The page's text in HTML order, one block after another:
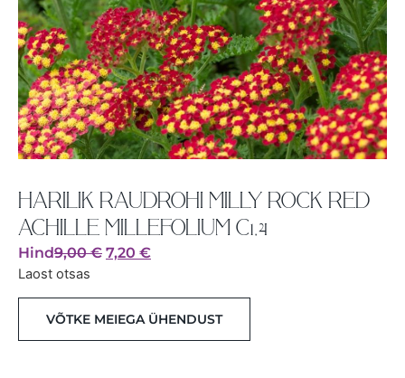
HARILIK RAUDROHI MILLY ROCK RED
ACHILLE MILLEFOLIUM C1,4
Hind9,00€ 7,20 €
Laost otsas
VÕTKE MEIEGA ÜHENDUST